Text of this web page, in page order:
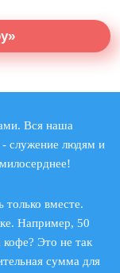
Вся наша
служение людям и
вместе.
Например, 50
Это не так
сумма для